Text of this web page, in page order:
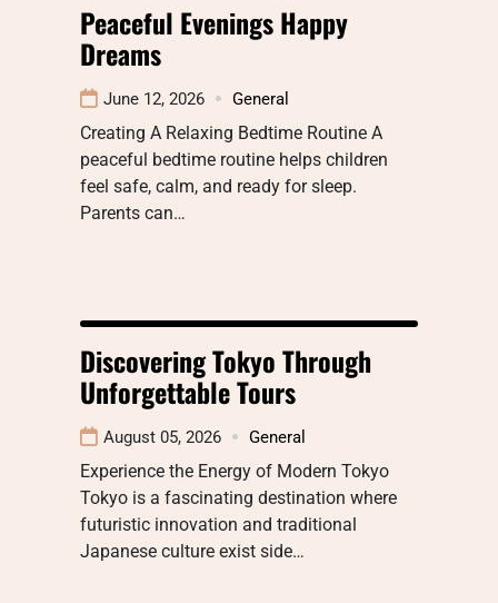
Peaceful Evenings Happy
Dreams
June 12, 2026 General
Creating A Relaxing Bedtime Routine A
peaceful bedtime routine helps children
feel safe, calm, and ready for sleep.
Parents can…
Discovering Tokyo Through
Unforgettable Tours
August 05, 2026 General
Experience the Energy of Modern Tokyo
Tokyo is a fascinating destination where
futuristic innovation and traditional
Japanese culture exist side…